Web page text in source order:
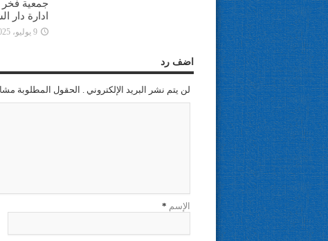
جمعية فخر
ادارة دار
9 يوليو، 2025
اضف رد
لن يتم نشر البريد الإلكتروني . الحقول المطلوبة
الإسم *